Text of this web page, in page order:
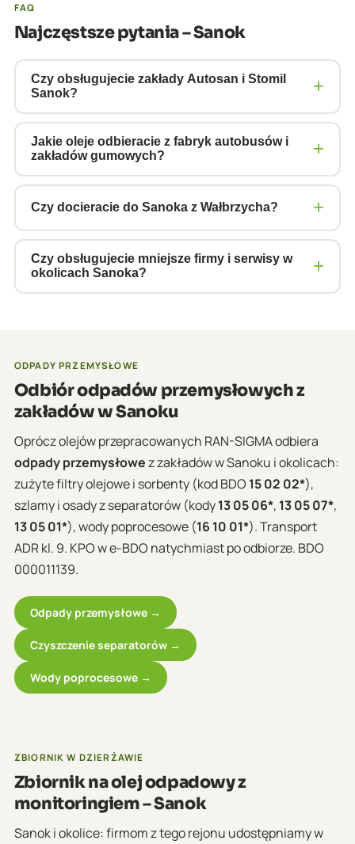
FAQ
Najczęstsze pytania – Sanok
Czy obsługujecie zakłady Autosan i Stomil
Sanok?
+
Tak. Obsługujemy duże zakłady przemysłowe, w
tym fabryki autobusów i producentów uszczelnień
gumowych. Posiadamy pełne uprawnienia ADR klas
3, 8 i 9 oraz numer BDO 000011139. Zapewniamy
transport i pełną dokumentację e-KPO.
Jakie oleje odbieracie z fabryk autobusów i
zakładów gumowych?
+
Z fabryk autobusów i zakładów gumowych
odbieramy oleje hydrauliczne z pras i urządzeń
formujących, oleje maszynowe z linii
pojazdów wewnątrzzakładowych, oraz emulsje z
obróbki metali.
Czy docieracie do Sanoka z Wałbrzycha? +
Tak. Sanok leży ok. 280–300 km od Wałbrzycha.
Obsługujemy całe Podkarpacie, w tym wschodnią
część regionu. Standardowy czas realizacji to 4–6
Czy obsługujecie mniejsze firmy i serwisy w
okolicach Sanoka?
+
oleju do bezpłatnego odbioru to ok. 200 litrów
czystego oleju silnikowego lub hydraulicznego.
ODPADY PRZEMYSŁOWE
Odbiór odpadów przemysłowych z
zakładów w Sanoku
Oprócz olejów przepracowanych RAN-SIGMA odbiera
odpady przemysłowez zakładów w Sanoku i okolicach:
zużyte filtry olejowe i sorbenty (kod BDO 15 02 02*),
szlamy i osady z separatorów (kody13 05 06*, 13 05 07*,
13 05 01*), wody poprocesowe (16 10 01*). Transport
ADR kl. 9. KPO w e-BDO natychmiast po odbiorze. BDO
000011139.
Odpady przemysłowe →
Czyszczenie separatorów →
Wody poprocesowe →
ZBIORNIK W DZIERŻAWIE
Zbiornik na olej odpadowy z
monitoringiem – Sanok
Sanok i okolice: firmom z tego rejonu udostępniamy w